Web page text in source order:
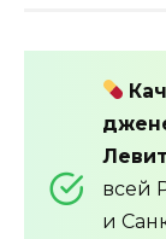
всей
и